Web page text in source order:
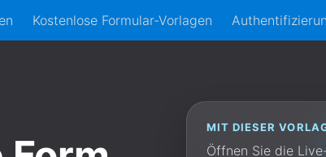
Kostenlose Formular-Vorlagen
MIT DIESER
Öffnen Sie die